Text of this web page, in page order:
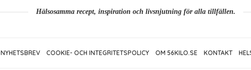
Hälsosamma recept, inspiration och livsnjutning för alla tillfällen.
NYHETSBREV COOKIE- OCH INTEGRITETSPOLICY OM 56KILO.SE KONTAKT